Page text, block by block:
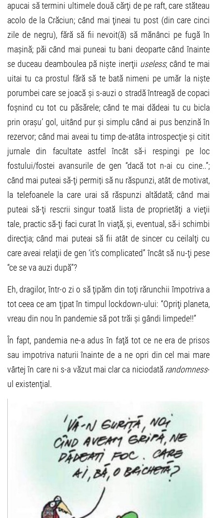
apucai să termini ultimele două cărţi de pe raft, care stăteau
acolo de la Crăciun; când mai ţineai tu post (din care cinci
zile de negru), fără să fii nevoit(ă) să mănânci pe fugă în
mașină; păi când mai puneai tu bani deoparte când înainte
se duceau deamboulea pă niște inerţii useless; când te mai
uitai tu ca prostul fără să te bată nimeni pe umăr la niște
porumbei care se joacă și s-auzi o stradă întreagă de copaci
foșnind cu tot cu păsărele; când te mai dădeai tu cu bicla
prin orașu’ gol, uitând pur și simplu când ai pus benzină în
rezervor; când mai aveai tu timp de-atâta introspecţie și citit
jurnale din facultate astfel încât să-i respingi pe loc
fostului/fostei avansurile de gen “dacă tot n-ai cu cine..”;
când mai puteai să-ţi permiți să nu răspunzi, atât de motivat,
la telefoanele la care urai să răspunzi altădată; când mai
puteai să-ţi rescrii singur toată lista de proprietăţi a vieţii
tale, practic să-ţi faci curat în viaţă, și, eventual, să-i schimbi
direcţia; când mai puteai să fii atât de sincer cu ceilalţi cu
care aveai relaţii de gen ‘it’s complicated” încât să nu-ţi pese
“ce se va auzi după”?
Eh, dragilor, într-o zi o să ţipăm din toţi rărunchii împotriva a
tot ceea ce am ţipat în timpul lockdown-ului: “Opriţi planeta,
vreau din nou în pandemie să pot trăi și gândi limpede!!”
În fapt, pandemia ne-a adus în faţă tot ce ne era de prisos
sau impotriva naturii înainte de a ne opri din cel mai mare
vârtej în care ni s-a văzut mai clar ca niciodată randomness-
ul existenţial.